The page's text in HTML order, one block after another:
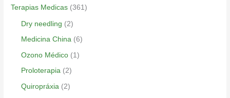
Terapias Medicas (361)
Dry needling (2)
Medicina China (6)
Ozono Médico (1)
Proloterapia (2)
Quiropráxia (2)